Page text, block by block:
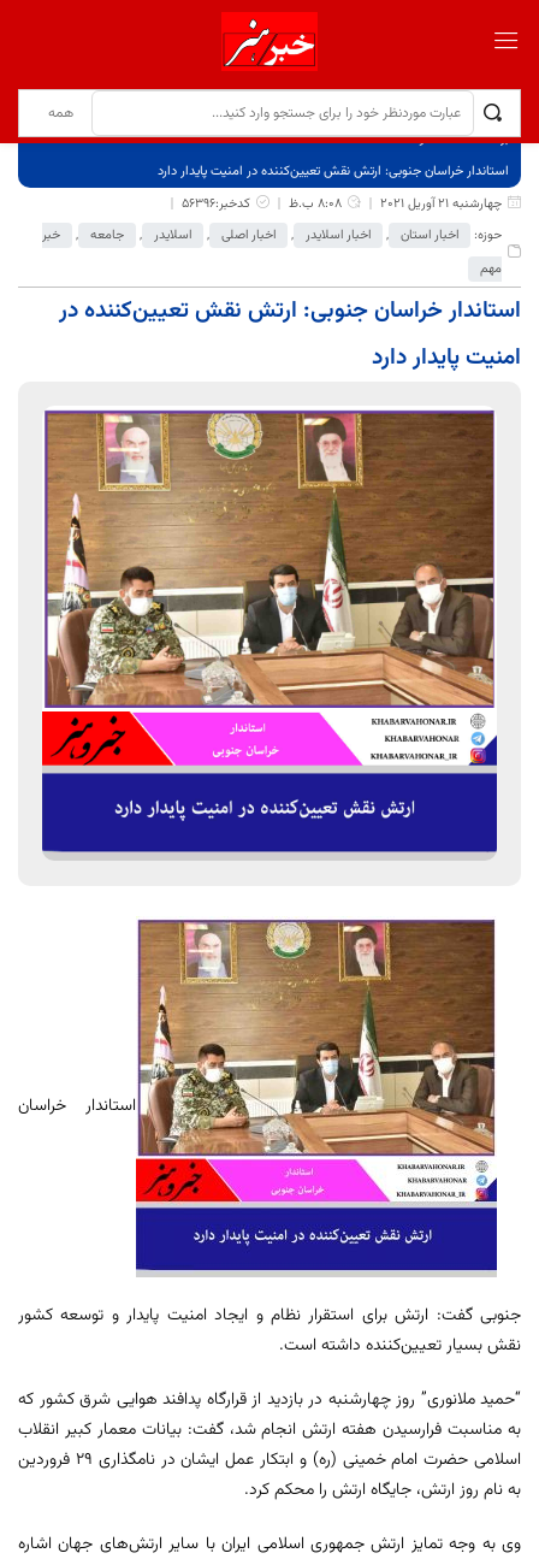
برگ نخست
نوشته‌ها
استاندار خراسان جنوبی: ارتش نقش تعیین‌کننده در امنیت پایدار دارد
چهارشنبه 21 آوریل 2021
8:08 ب.ظ
کدخبر:56396
حوزه:
اخبار استان , اخبار اسلایدر , اخبار اصلی , اسلایدر , جامعه ,
خبر
مهم
استاندار خراسان جنوبی: ارتش نقش تعیین‌کننده در
امنیت پایدار دارد
استاندار خراسان
جنوبی گفت: ارتش برای استقرار نظام و ایجاد امنیت پایدار و توسعه کشور
نقش بسیار تعیین‌کننده‌ داشته است.
“حمید ملانوری” روز چهارشنبه در بازدید از قرارگاه پدافند هوایی شرق کشور که
به مناسبت فرارسیدن هفته ارتش انجام شد، گفت: بیانات معمار کبیر انقلاب
اسلامی حضرت امام خمینی (ره) و ابتکار عمل ایشان در نامگذاری ۲۹ فروردین
به نام روز ارتش، جایگاه ارتش را محکم کرد.
وی به وجه تمایز ارتش جمهوری اسلامی ایران با سایر ارتش‌های جهان اشاره